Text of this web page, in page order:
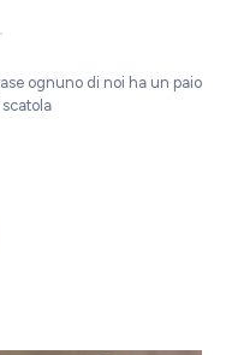
ognuno di noi ha un paio